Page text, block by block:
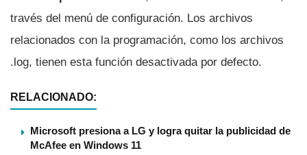
través del menú de configuración. Los archivos
relacionados con la programación, como los archivos
.log, tienen esta función desactivada por defecto.
RELACIONADO:
Microsoft presiona a LG y logra quitar la publicidad de
McAfee en Windows 11